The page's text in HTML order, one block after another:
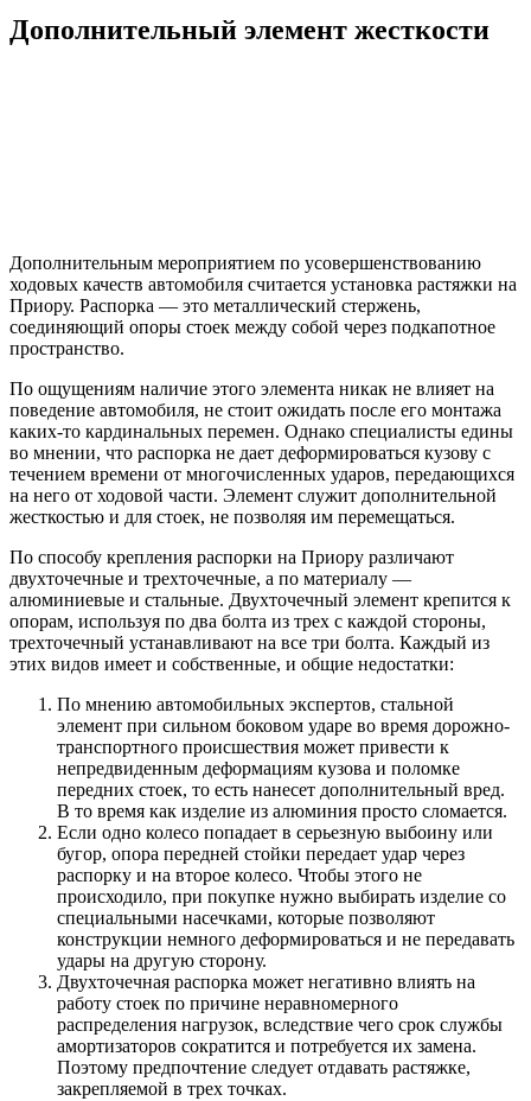
Дополнительный элемент жесткости
Дополнительным мероприятием по усовершенствованию
ходовых качеств автомобиля считается установка растяжки на
Приору. Распорка — это металлический стержень,
соединяющий опоры стоек между собой через подкапотное
пространство.
По ощущениям наличие этого элемента никак не влияет на
поведение автомобиля, не стоит ожидать после его монтажа
каких-то кардинальных перемен. Однако специалисты едины
во мнении, что распорка не дает деформироваться кузову с
течением времени от многочисленных ударов, передающихся
на него от ходовой части. Элемент служит дополнительной
жесткостью и для стоек, не позволяя им перемещаться.
По способу крепления распорки на Приору различают
двухточечные и трехточечные, а по материалу —
алюминиевые и стальные. Двухточечный элемент крепится к
опорам, используя по два болта из трех с каждой стороны,
трехточечный устанавливают на все три болта. Каждый из
этих видов имеет и собственные, и общие недостатки:
По мнению автомобильных экспертов, стальной
элемент при сильном боковом ударе во время дорожно-
транспортного происшествия может привести к
непредвиденным деформациям кузова и поломке
передних стоек, то есть нанесет дополнительный вред.
В то время как изделие из алюминия просто сломается.
Если одно колесо попадает в серьезную выбоину или
бугор, опора передней стойки передает удар через
распорку и на второе колесо. Чтобы этого не
происходило, при покупке нужно выбирать изделие со
специальными насечками, которые позволяют
конструкции немного деформироваться и не передавать
удары на другую сторону.
Двухточечная распорка может негативно влиять на
работу стоек по причине неравномерного
распределения нагрузок, вследствие чего срок службы
амортизаторов сократится и потребуется их замена.
Поэтому предпочтение следует отдавать растяжке,
закрепляемой в трех точках.